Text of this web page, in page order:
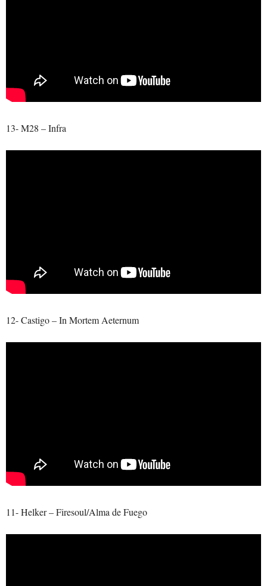
13- M28 – Infra
12- Castigo – In Mortem Aeternum
11- Helker – Firesoul/Alma de Fuego